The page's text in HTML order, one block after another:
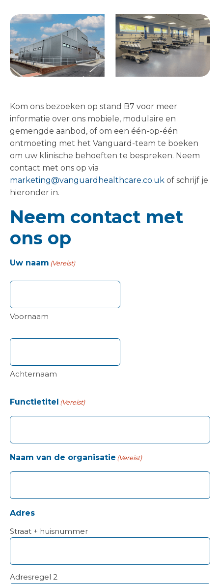
Kom ons bezoeken op stand B7 voor meer
informatie over ons mobiele, modulaire en
gemengde aanbod, of om een één-op-één
ontmoeting met het Vanguard-team te boeken
om uw klinische behoeften te bespreken. Neem
contact met ons op via
marketing@vanguardhealthcare.co.uk of schrijf je
hieronder in.
Neem contact met
ons op
Uw naam (Vereist)
Voornaam
Achternaam
Functietitel (Vereist)
Naam van de organisatie (Vereist)
Adres
Straat + huisnummer
Adresregel 2